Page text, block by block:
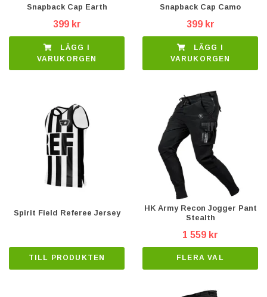
Snapback Cap Earth
399 kr
VARUKORGEN
Snapback Cap Camo
399 kr
VARUKORGEN
Spirit Field Referee Jersey
TILL PRODUKTEN
HK Army Recon Jogger Pant
Stealth
1 559 kr
FLERA VAL